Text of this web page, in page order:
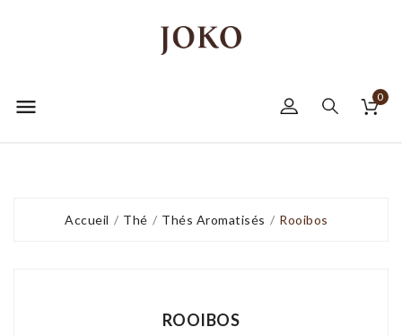
 0
Accueil Thé Thés Aromatisés Rooibos
ROOIBOS